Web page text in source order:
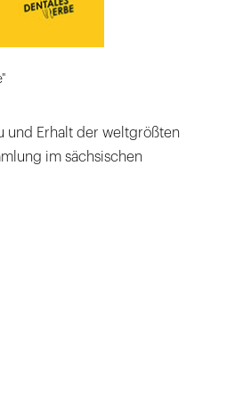
und Erhalt der weltgrößten
im sächsischen